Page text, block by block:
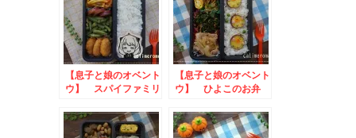
【息子と娘のオベント
ウ】 スパイファミリ
【息子と娘のオベント
ウ】 ひよこのお弁
ォトキャンペーン